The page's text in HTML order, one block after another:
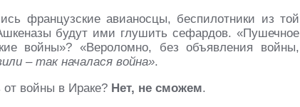
французские авианосцы, беспилотники из той
будут ими глушить сефардов. «Пушечное
войны»? «Вероломно, без объявления войны,
– так началася война».
войны в Ираке? Нет, не сможем.